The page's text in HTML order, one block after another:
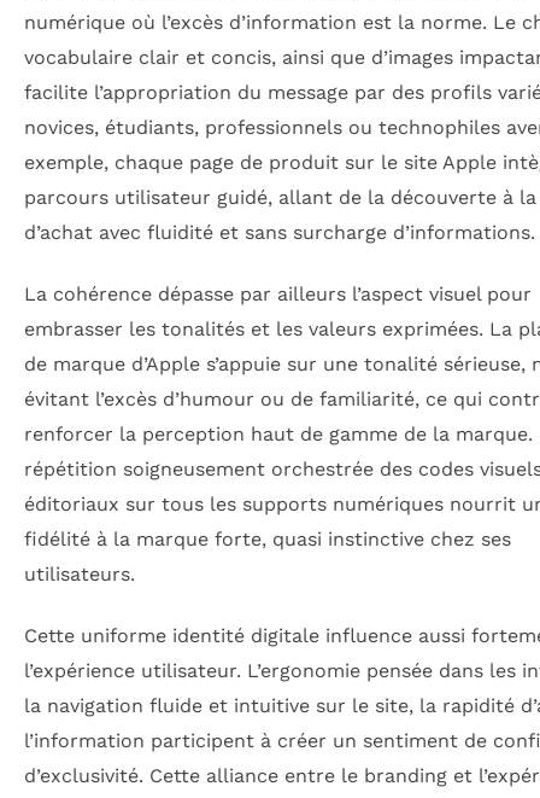
numérique où l’excès d’information est la norme. Le
vocabulaire clair et concis, ainsi que d’images
facilite l’appropriation du message par des profils
novices, étudiants, professionnels ou technophiles
exemple, chaque page de produit sur le site Apple
parcours utilisateur guidé, allant de la découverte à
d’achat avec fluidité et sans surcharge d’informations.
La cohérence dépasse par ailleurs l’aspect visuel pour
embrasser les tonalités et les valeurs exprimées. La
de marque d’Apple s’appuie sur une tonalité sérieuse,
évitant l’excès d’humour ou de familiarité, ce qui
renforcer la perception haut de gamme de la marque.
répétition soigneusement orchestrée des codes
éditoriaux sur tous les supports numériques nourrit
fidélité à la marque forte, quasi instinctive chez ses
utilisateurs.
Cette uniforme identité digitale influence aussi
l’expérience utilisateur. L’ergonomie pensée dans les
la navigation fluide et intuitive sur le site, la rapidité
l’information participent à créer un sentiment de
d’exclusivité. Cette alliance entre le branding et